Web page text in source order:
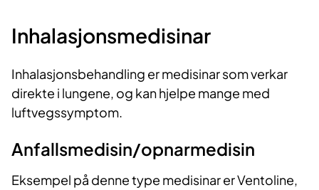
Inhalasjonsmedisinar
Inhalasjonsbehandling er medisinar som verkar
direkte i lungene, og kan hjelpe mange med
luftvegssymptom.
Anfallsmedisin/opnarmedisin
Eksempel på denne type medisinar er Ventoline,